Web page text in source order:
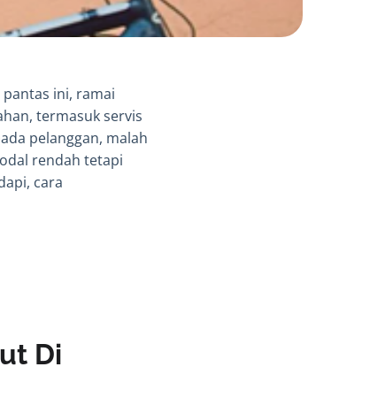
ini, ramai
termasuk servis
pelanggan, malah
rendah tetapi
cara
Di